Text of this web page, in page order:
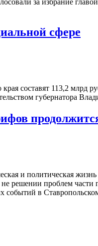
за избрание
сфере
составят 113,2 млрд
губернатора
и политическая
решении проблем
в